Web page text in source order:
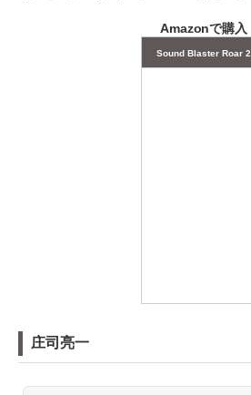
Amazonで購入
Sound Blaster Roar 2
庄司亮一